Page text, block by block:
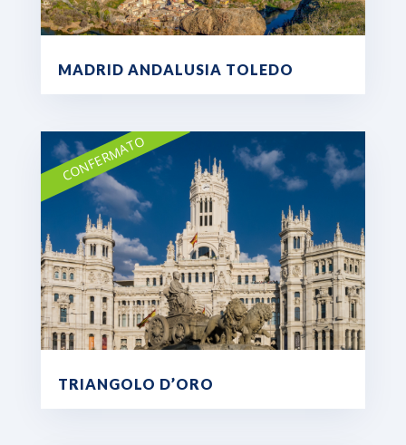
MADRID ANDALUSIA TOLEDO
TRIANGOLO D’ORO
CONFERMATO